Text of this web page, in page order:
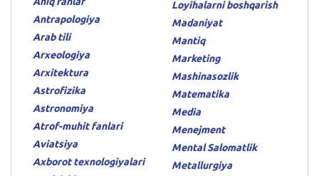
Antrapologiya
Arab tili
Arxeologiya
Arxitektura
Astrofizika
Astronomiya
Atrof-muhit fanlari
Aviatsiya
Axborot texnologiyalari
Loyihalarni boshqarish
Madaniyat
Mantiq
Marketing
Mashinasozlik
Matematika
Media
Menejment
Mental Salomatlik
Metallurgiya